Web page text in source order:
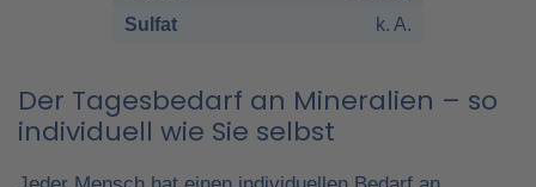
Sulfat
k. A.
Der Tagesbedarf an Mineralien – so
individuell wie Sie selbst